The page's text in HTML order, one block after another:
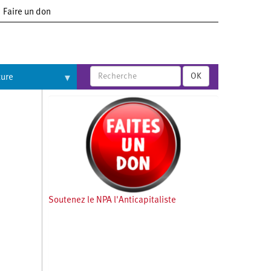
Faire un don
OK
Soutenez le NPA l'Anticapitaliste